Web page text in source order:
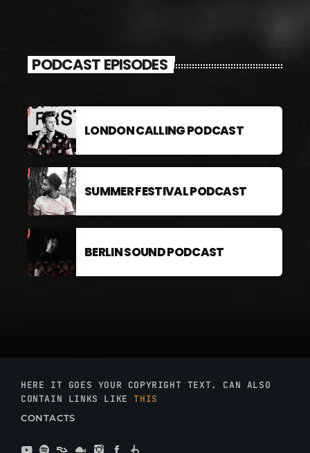
PODCAST EPISODES
LONDON CALLING PODCAST
SUMMER FESTIVAL PODCAST
BERLIN SOUND PODCAST
HERE IT GOES YOUR COPYRIGHT TEXT. CAN ALSO
CONTAIN LINKS LIKETHIS
CONTACTS